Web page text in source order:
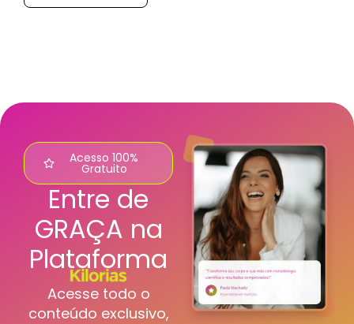
Acesso 100%
Gratuito
Entre de
GRAÇA na
Plataforma
Acesse todo o
conteúdo exclusivo,